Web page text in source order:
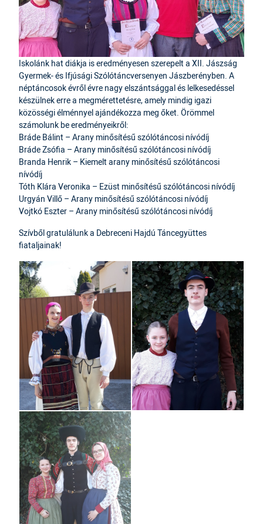
Iskolánk hat diákja is eredményesen szerepelt a XII. Jászság
Gyermek- és Ifjúsági Szólótáncversenyen Jászberényben. A
néptáncosok évről évre nagy elszántsággal és lelkesedéssel
készülnek erre a megmérettetésre, amely mindig igazi
közösségi élménnyel ajándékozza meg őket. Örömmel
számolunk be eredményeikről:
Bráde Bálint – Arany minősítésű szólótáncosi nívódíj
Bráde Zsófia – Arany minősítésű szólótáncosi nívódíj
Branda Henrik – Kiemelt arany minősítésű szólótáncosi
nívódíj
Tóth Klára Veronika – Ezüst minősítésű szólótáncosi nívódíj
Urgyán Villő – Arany minősítésű szólótáncosi nívódíj
Vojtkó Eszter – Arany minősítésű szólótáncosi nívódíj
Szívből gratulálunk a Debreceni Hajdú Táncegyüttes
fiataljainak!